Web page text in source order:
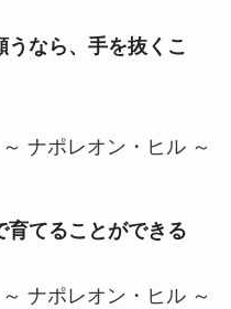
なら、手を抜くこ
～ ナポレオン・ヒル ～
育てることができる
～ ナポレオン・ヒル ～